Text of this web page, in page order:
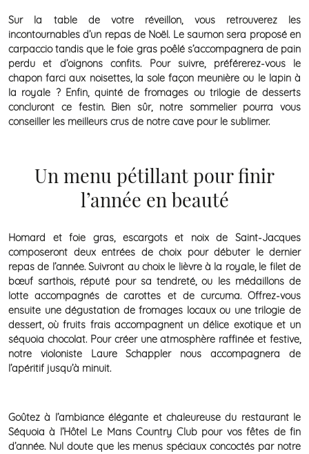
Sur la table de votre réveillon, vous retrouverez les
incontournables d’un repas de Noël. Le saumon sera proposé en
carpaccio tandis que le foie gras poêlé s’accompagnera de pain
perdu et d’oignons confits. Pour suivre, préférerez-vous le
chapon farci aux noisettes, la sole façon meunière ou le lapin à
la royale ? Enfin, quinté de fromages ou trilogie de desserts
concluront ce festin. Bien sûr, notre sommelier pourra vous
conseiller les meilleurs crus de notre cave pour le sublimer.
Un menu pétillant pour finir
l’année en beauté
Homard et foie gras, escargots et noix de Saint-Jacques
composeront deux entrées de choix pour débuter le dernier
repas de l’année. Suivront au choix le lièvre à la royale, le filet de
bœuf sarthois, réputé pour sa tendreté, ou les médaillons de
lotte accompagnés de carottes et de curcuma. Offrez-vous
ensuite une dégustation de fromages locaux ou une trilogie de
dessert, où fruits frais accompagnent un délice exotique et un
séquoia chocolat. Pour créer une atmosphère raffinée et festive,
notre violoniste Laure Schappler nous accompagnera de
l’apéritif jusqu’à minuit.
Goûtez à l’ambiance élégante et chaleureuse du restaurant le
Séquoia à l’Hôtel Le Mans Country Club pour vos fêtes de fin
d’année. Nul doute que les menus spéciaux concoctés par notre